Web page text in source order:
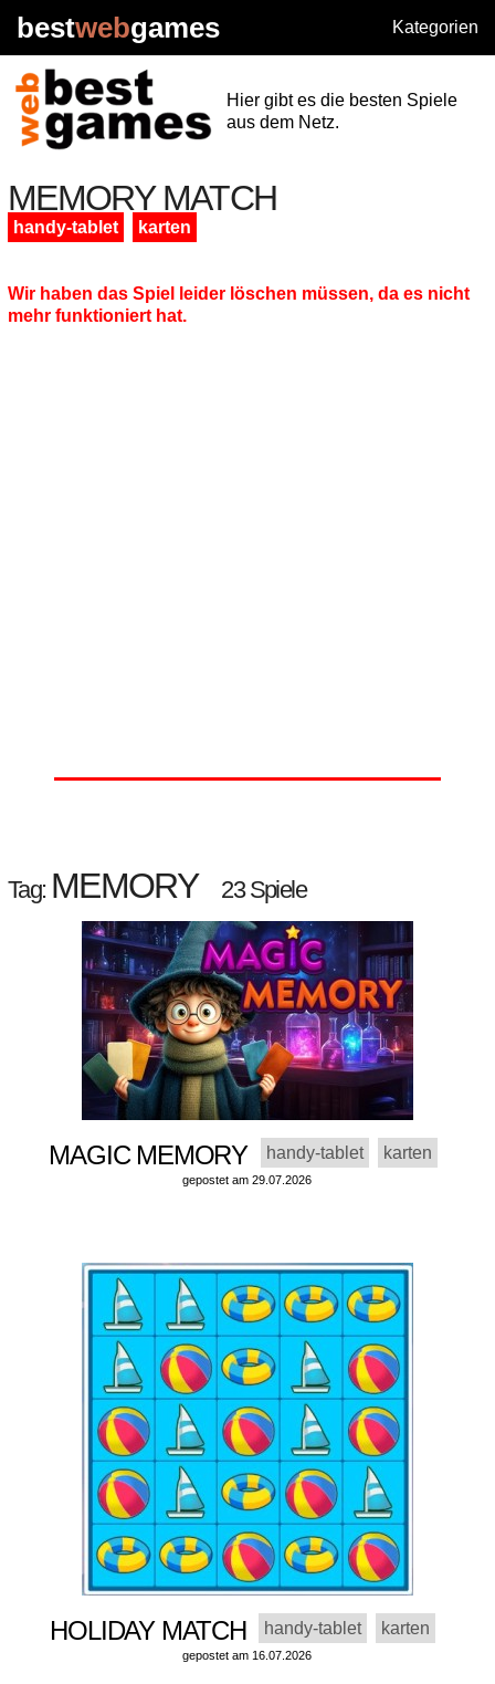
bestwebgames Kategorien
Hier gibt es die besten Spiele
aus dem Netz.
MEMORY MATCH
handy-tablet karten
Wir haben das Spiel leider löschen müssen, da es nicht
mehr funktioniert hat.
Tag: MEMORY 23 Spiele
MAGIC MEMORY handy-tablet karten
gepostet am 29.07.2026
HOLIDAY MATCH handy-tablet karten
gepostet am 16.07.2026